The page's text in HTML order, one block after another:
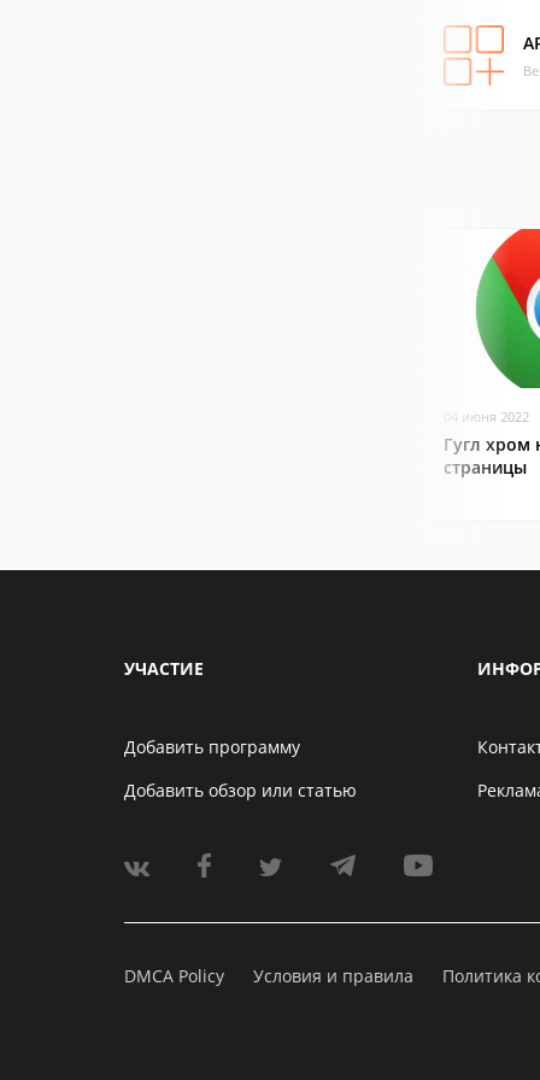
04 июня 2022
Гугл хром
страницы
УЧАСТИЕ
Добавить программу
Добавить обзор или статью
DMCA Policy Условия и правила Политика